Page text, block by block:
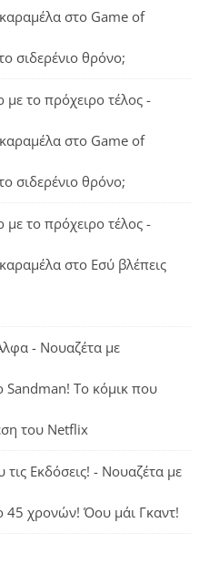
στο Game of
σιδερένιο θρόνο;
το πρόχειρο τέλος -
στο Game of
σιδερένιο θρόνο;
το πρόχειρο τέλος -
στο Εσύ βλέπεις
- Νουαζέτα με
Sandman! Το κόμικ που
του Netflix
Εκδόσεις! - Νουαζέτα με
45 χρονών! Όου μάι Γκαντ!